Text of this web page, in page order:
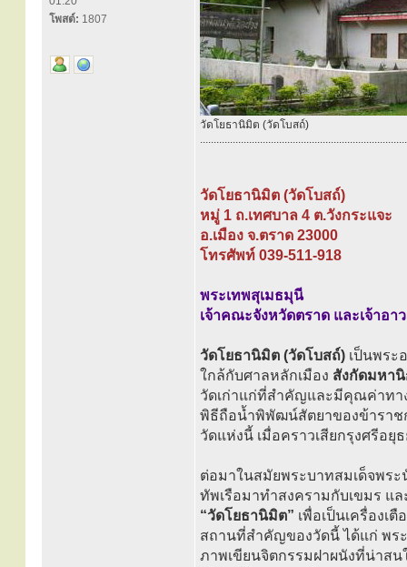
โพสต์: 1807
วัดโยธานิมิต (วัดโบสถ์)
............................................................................
วัดโยธานิมิต (วัดโบสถ์)
หมู่ 1 ถ.เทศบาล 4 ต.วังกระแจะ
อ.เมือง จ.ตราด 23000
โทรศัพท์ 039-511-918
พระเทพสุเมธมุนี
เจ้าคณะจังหวัดตราด และเจ้าอา
วัดโยธานิมิต (วัดโบสถ์) เป็นพระ
ใกล้กับศาลหลักเมือง สังกัดมหานิ
วัดเก่าแก่ที่สำคัญและมีคุณค่าทา
พิธีถือน้ำพิพัฒน์สัตยาของข้าราช
วัดแห่งนี้ เมื่อคราวเสียกรุงศรีอยุ
ต่อมาในสมัยพระบาทสมเด็จพระ
ทัพเรือมาทำสงครามกับเขมร แ
“วัดโยธานิมิต” เพื่อเป็นเครื่องเ
สถานที่สำคัญของวัดนี้ ได้แก่ พร
ภาพเขียนจิตกรรมฝาผนังที่น่าสน